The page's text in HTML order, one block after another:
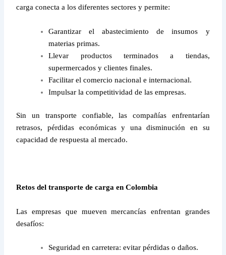
carga conecta a los diferentes sectores y permite:
Garantizar el abastecimiento de insumos y
materias primas.
Llevar productos terminados a tiendas,
supermercados y clientes finales.
Facilitar el comercio nacional e internacional.
Impulsar la competitividad de las empresas.
Sin un transporte confiable, las compañías enfrentarían
retrasos, pérdidas económicas y una disminución en su
capacidad de respuesta al mercado.
Retos del transporte de carga en Colombia
Las empresas que mueven mercancías enfrentan grandes
desafíos:
Seguridad en carretera: evitar pérdidas o daños.